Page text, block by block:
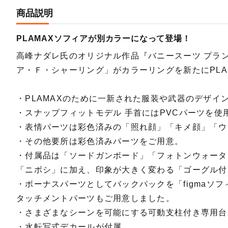
商品説明
PLAMAXソフィアが別カラーになって登場！
高峰ナダレ氏のオリジナル作品『バニースーツ プラ
ア・Ｆ・シャーリング」がカラーリングを新たに
・PLAMAXのために一新された服装や武器のデザ
・スナップフィットモデル 手首にはPVCパーツを使
・表情パーツは彩色済みの「照れ顔」「キメ顔」「
・その他要所は彩色済みパーツをご用意。
・付属品は「ソードガンボード」「フォトンウォー
「ニボシ」に加え、印象が大きく変わる「ゴーグル
・ボーナスパーツとしてバックパックを「figmaソ
タッチメントパーツもご用意しました。
・さまざまなシーンを可能にする可動支柱付き専用